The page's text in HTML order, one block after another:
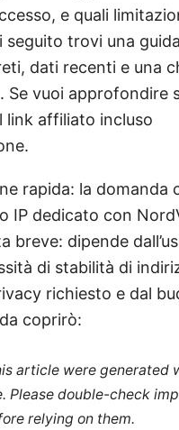
e quali
seguito trovi una
dati recenti e una
Se vuoi approfondire
link affiliato incluso
rapida: la domanda
IP dedicato con
breve: dipende
di stabilità di
richiesto e dal
coprirò:
article were generated
Please double-check
relying on them.